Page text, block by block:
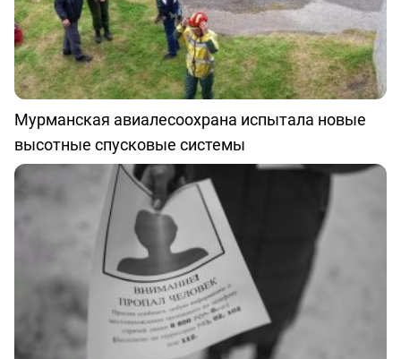
Мурманская авиалесоохрана испытала новые
высотные спусковые системы